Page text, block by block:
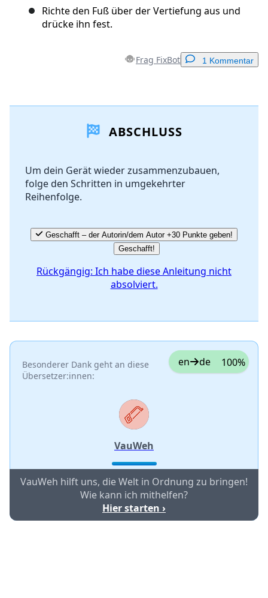
Richte den Fuß über der Vertiefung aus und
drücke ihn fest.
Frag FixBot 1 Kommentar
Kommentar hinzufügen
Abbrechen
ABSCHLUSS
Um dein Gerät wieder zusammenzubauen,
folge den Schritten in umgekehrter
Reihenfolge.
Geschafft – der Autorin/dem Autor +30 Punkte geben!
Geschafft!
Rückgängig: Ich habe diese Anleitung nicht
absolviert.
Besonderer Dank geht an diese
Übersetzer:innen:
en de 100%
VauWeh
VauWeh hilft uns, die Welt in Ordnung zu bringen!
Wie kann ich mithelfen?
Hier starten ›